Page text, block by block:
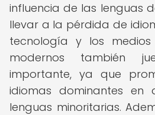
influencia de las lenguas
llevar a la pérdida de
tecnología y los
modernos también
importante, ya que
idiomas dominantes en
lenguas minoritarias.